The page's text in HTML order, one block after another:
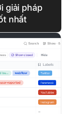
giải pháp
nhất